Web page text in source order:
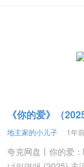
《你的爱》（
地主家的小儿子 1年
夸克网盘丨你的爱